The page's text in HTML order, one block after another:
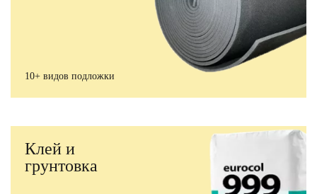
10+ видов подложки
Клей и
грунтовка